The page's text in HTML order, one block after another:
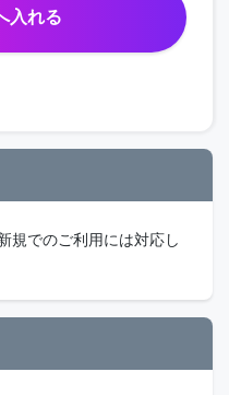
入れる
規でのご利用には対応し